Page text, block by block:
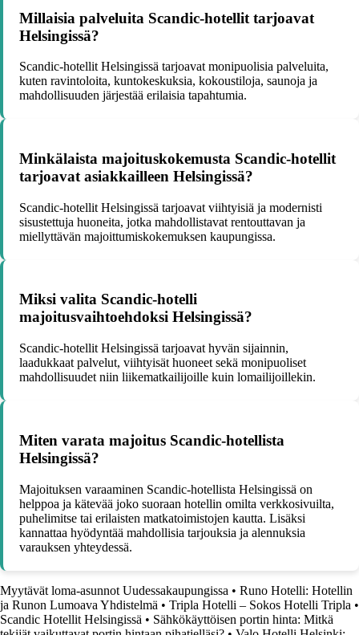
Millaisia palveluita Scandic-hotellit tarjoavat
Helsingissä?
Scandic-hotellit Helsingissä tarjoavat monipuolisia palveluita,
kuten ravintoloita, kuntokeskuksia, kokoustiloja, saunoja ja
mahdollisuuden järjestää erilaisia tapahtumia.
Minkälaista majoituskokemusta Scandic-hotellit
tarjoavat asiakkailleen Helsingissä?
Scandic-hotellit Helsingissä tarjoavat viihtyisiä ja modernisti
sisustettuja huoneita, jotka mahdollistavat rentouttavan ja
miellyttävän majoittumiskokemuksen kaupungissa.
Miksi valita Scandic-hotelli
majoitusvaihtoehdoksi Helsingissä?
Scandic-hotellit Helsingissä tarjoavat hyvän sijainnin,
laadukkaat palvelut, viihtyisät huoneet sekä monipuoliset
mahdollisuudet niin liikematkailijoille kuin lomailijoillekin.
Miten varata majoitus Scandic-hotellista
Helsingissä?
Majoituksen varaaminen Scandic-hotellista Helsingissä on
helppoa ja kätevää joko suoraan hotellin omilta verkkosivuilta,
puhelimitse tai erilaisten matkatoimistojen kautta. Lisäksi
kannattaa hyödyntää mahdollisia tarjouksia ja alennuksia
varauksen yhteydessä.
Myytävät loma-asunnot Uudessakaupungissa • Runo Hotelli: Hotellin
ja Runon Lumoava Yhdistelmä • Tripla Hotelli – Sokos Hotelli Tripla •
Scandic Hotellit Helsingissä • Sähkökäyttöisen portin hinta: Mitkä